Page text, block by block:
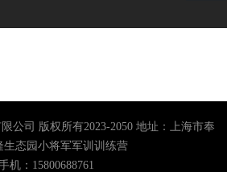
公司 版权所有2023-2050 地址：上海市奉
生态园小将军军训训练营
机：15800688761